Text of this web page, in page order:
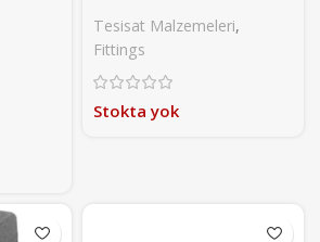
Tesisat Malzemeleri,
Fittings
Stokta yok